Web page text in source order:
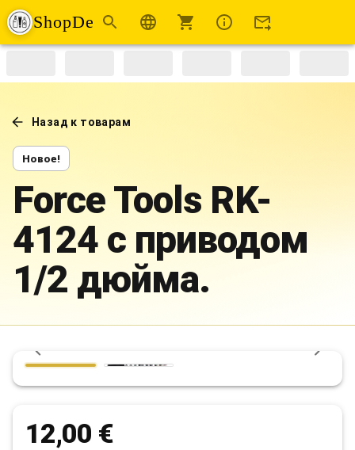
ShopDe
Назад к товарам
Новое!
Force Tools RK-
4124 с приводом
1/2 дюйма.
12,00 €